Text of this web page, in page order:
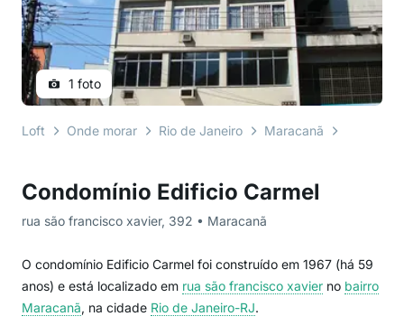
Condomínio Edificio Carmel
rua são francisco xavier, 392 • Maracanã
O condomínio Edificio Carmel foi construído em 1967 (há 59
anos) e está localizado em rua são francisco xavier no bairro
Maracanã, na cidade Rio de Janeiro-RJ.
1 foto
Loft Onde morar Rio de Janeiro Maracanã